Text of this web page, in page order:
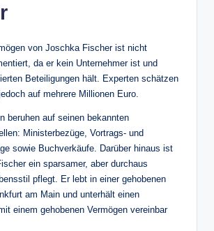
von Joschka Fischer ist nicht
da er kein Unternehmer ist und
Beteiligungen hält. Experten schätzen
auf mehrere Millionen Euro.
beruhen auf seinen bekannten
Ministerbezüge, Vortrags- und
sowie Buchverkäufe. Darüber hinaus ist
ein sparsamer, aber durchaus
pflegt. Er lebt in einer gehobenen
am Main und unterhält einen
einem gehobenen Vermögen vereinbar